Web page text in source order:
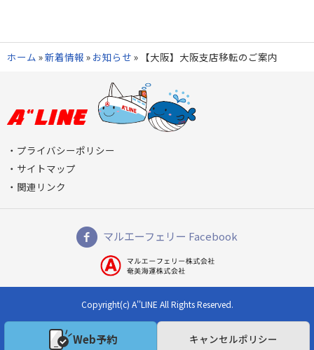
ホーム »新着情報 » お知らせ » 【大阪】大阪支店移転のご案内
プライバシーポリシー
サイトマップ
関連リンク
マルエーフェリー Facebook
Copyright(c) A''LINE All Rights Reserved.
Web予約 キャンセルポリシー